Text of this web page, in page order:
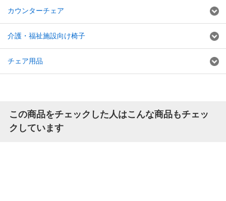
カウンターチェア
介護・福祉施設向け椅子
チェア用品
この商品をチェックした人はこんな商品もチェッ
クしています